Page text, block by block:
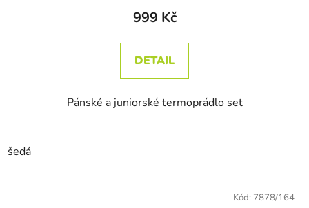
999 Kč
DETAIL
Pánské a juniorské termoprádlo set
šedá
Kód: 7878/164